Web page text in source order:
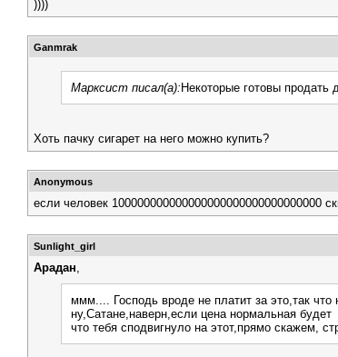
))))
Ganmrak
Марксист писал(а): Некоторые готовы
Хоть пачку сигарет на него можно купить?
Anonymous
если человек 100000000000000000000000000000000
Sunlight_girl
Арадан,
ммм.... Господь вроде не платит за это,так что
ну,Сатане,наверн,если цена нормальная будет
что тебя сподвигнуло на этот,прямо скажем,